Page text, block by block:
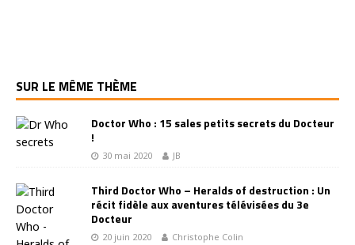
SUR LE MÊME THÈME
Doctor Who : 15 sales petits secrets du Docteur
!
30 mai 2020 JB
Third Doctor Who – Heralds of destruction : Un
récit fidèle aux aventures télévisées du 3e
Docteur
20 juin 2020 Christophe Colin